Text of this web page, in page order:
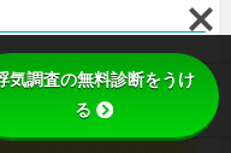
気調査の無料診断をうけ
る